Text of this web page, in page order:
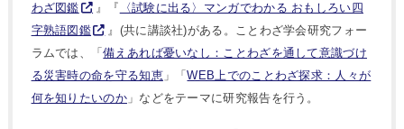
わざ図鑑
』『
〈試験に出る〉マンガでわかる おもしろい四
字熟語図鑑
』(共に講談社)がある。ことわざ学会研究フォー
ラムでは、「備えあれば憂いなし：ことわざを通して意識づけ
る災害時の命を守る知恵」「WEB上でのことわざ探求：人々が
何を知りたいのか」などをテーマに研究報告を行う。